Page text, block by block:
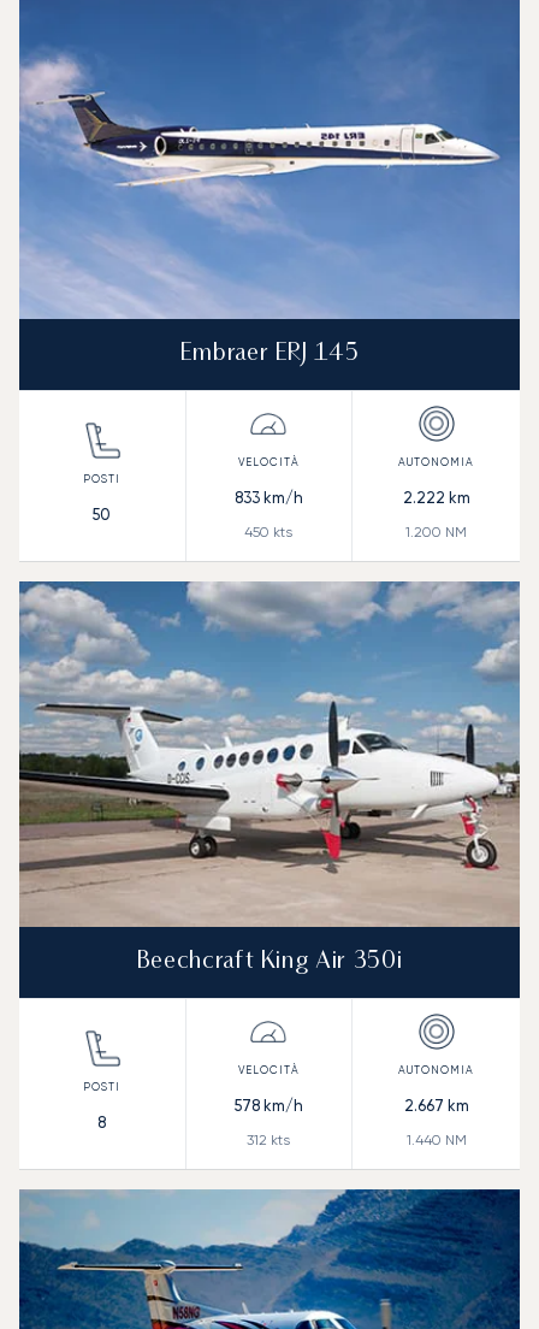
Autonomia (NM)
Embraer ERJ 145
50
833km/h
450 kts
2.222 km
1.200 NM
Beechcraft King Air 350i
8
578km/h
312 kts
2.667 km
1.440 NM